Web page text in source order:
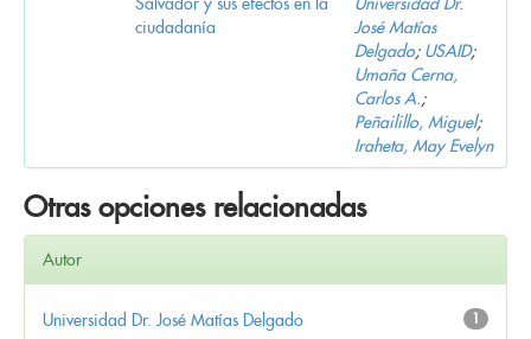
ciudadanía
José Matías
Delgado; USAID;
Umaña Cerna,
Carlos A.;
Peñailillo, Miguel;
Iraheta, May Evelyn
Otras opciones relacionadas
Autor
1
Universidad Dr. José Matías Delgado